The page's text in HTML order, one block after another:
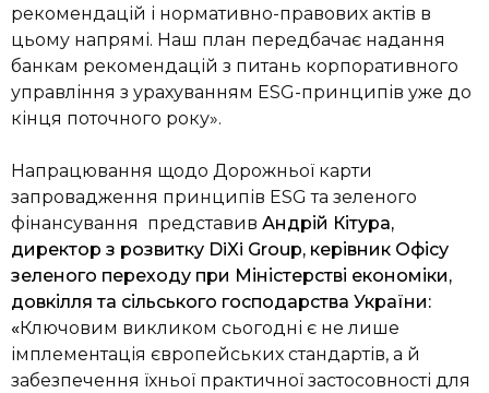
рекомендацій і нормативно-правових актів в
цьому напрямі. Наш план передбачає надання
банкам рекомендацій з питань корпоративного
управління з урахуванням ESG-принципів уже до
кінця поточного року».
Напрацювання щодо Дорожньої карти
запровадження принципів ESG та зеленого
фінансування представив Андрій Кітура,
директор з розвитку DiXi Group, керівник Офісу
зеленого переходу при Міністерстві економіки,
довкілля та сільського господарства України:
«Ключовим викликом сьогодні є не лише
імплементація європейських стандартів, а й
забезпечення їхньої практичної застосовності для